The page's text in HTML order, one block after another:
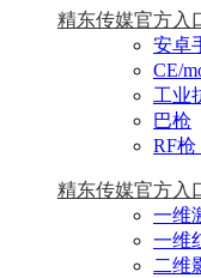
精东传媒官方入
安卓
CE/
工业
巴枪
RF枪
精东传媒官方入
一维
一维
二维